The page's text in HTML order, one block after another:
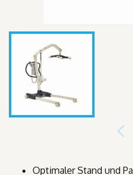
Optimaler Stand und